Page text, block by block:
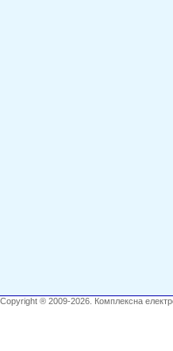
Copyright ® 2009-2026. Комплексна